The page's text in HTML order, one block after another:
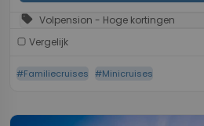
sell Volpension - Hoge kortingen
Vergelijk
#Familiecruises #Minicruises